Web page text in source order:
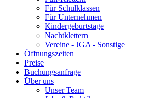
Für Schulklassen
Für Unternehmen
Kindergeburtstage
Nachtklettern
Vereine - JGA - Sonstige
Öffnungszeiten
Preise
Buchungsanfrage
Über uns
Unser Team